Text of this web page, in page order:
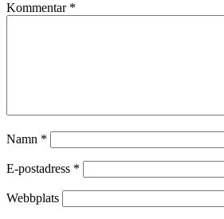
Kommentar *
Namn *
E-postadress *
Webbplats